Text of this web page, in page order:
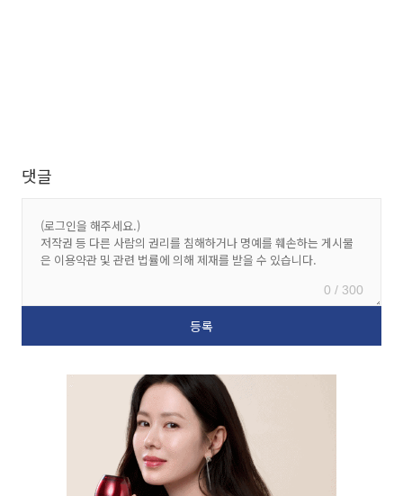
댓글
0 / 300